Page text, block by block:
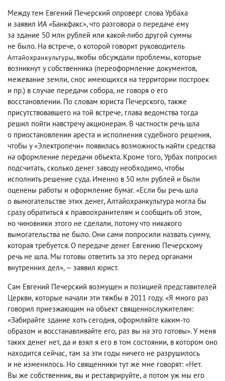
Между тем Евгений Печерский опроверг слова Урбаха
и заявил ИА «Банкфакс», что разговора о передаче ему
за здание 50 млн рублей или какой-либо другой суммы
не было. На встрече, о которой говорит руководитель
Алтайохранкультуры, якобы обсуждали проблемы, которые
возникнут у собственника (переоформление документов,
межевание земли, снос имеющихся на территории построек
и пр.) в случае передачи собора, не говоря о его
восстановлении. По словам юриста Печерского, также
присутствовавшего на той встрече, глава ведомства тогда
решил пойти навстречу акционерам. В частности речь шла
о приостановлении ареста и исполнения судебного решения,
чтобы у «Электропечи» появилась возможность найти средства
на оформление передачи объекта. Кроме того, Урбах попросил
подсчитать, сколько денег заводу необходимо, чтобы
исполнить решение суда. Именно в 50 млн рублей и были
оценены работы и оформление бумаг. «Если бы речь шла
о вымогательстве этих денег, Алтайохранкультура могла бы
сразу обратиться к правоохранителям и сообщить об этом,
но чиновники этого не сделали, потому что никакого
вымогательства не было. Они сами попросили назвать сумму,
которая требуется. О передаче денег Евгению Печерскому
речь не шла. Мы готовы ответить за это перед органами
внутренних дел», — заявил юрист.
Сам Евгений Печерский возмущен и позицией представителей
Церкви, которые начали эти тяжбы в 2011 году. «Я много раз
говорил приезжающим на объект священнослужителям:
«Забирайте здание хоть сегодня, оформляйте каким-то
образом и восстанавливайте его, раз вы на это готовы». У меня
таких денег нет, да и взял я его в том состоянии, в котором оно
находится сейчас, там за эти годы ничего не разрушилось
и не изменилось. Но священники тут же мне говорят: «Нет.
Вы же собственник, вы и реставрируйте, а потом уж мы его